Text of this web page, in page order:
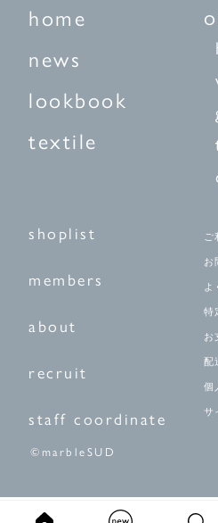
home
news
lookbook
textile
shoplist
members
about
recruit
staff coordinate
ご
お
よ
特
お
配
個
サ
©marbleSUD